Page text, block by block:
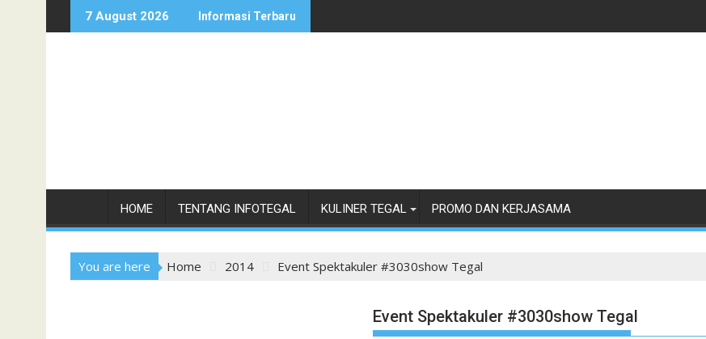
to
7 August 2026 Informasi Terbaru
HOME TENTANG INFOTEGAL KULINER TEGAL PROMO DAN KERJASAMA
You are here Home 2014 Event Spektakuler #3030show Tegal
Event Spektakuler #3030show Tegal